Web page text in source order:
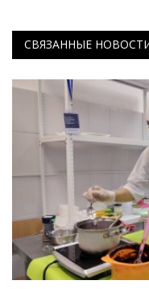
СВЯЗАННЫЕ